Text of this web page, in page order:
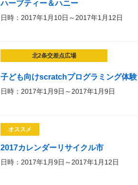
ハーブティー＆ハニー
日時：2017年1月10日～2017年1月12日
北2条交差点広場
子ども向けscratchプログラミング体
日時：2017年1月9日～2017年1月9日
オススメ
2017カレンダーリサイクル市
日時：2017年1月9日～2017年1月12日